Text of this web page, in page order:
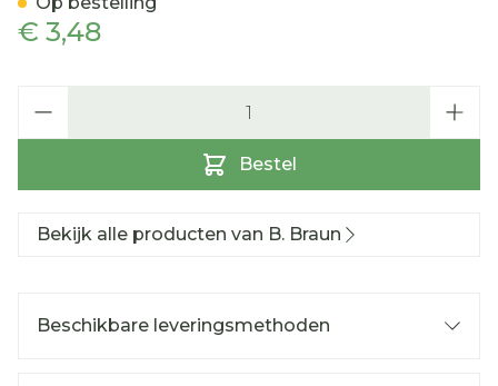
€ 3,48
Bestel
Bekijk alle producten van B. Braun
Beschikbare leveringsmethoden